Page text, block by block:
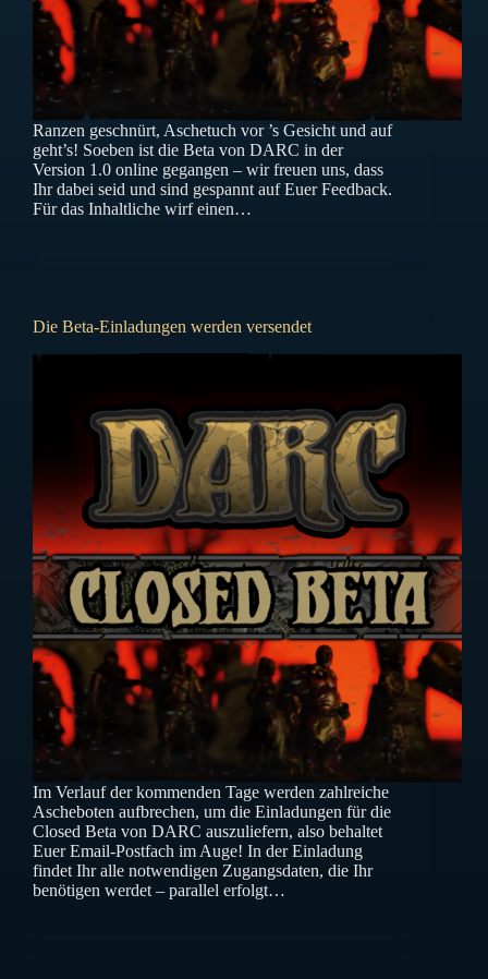
Ranzen geschnürt, Aschetuch vor ’s Gesicht und auf
geht’s! Soeben ist die Beta von DARC in der
Version 1.0 online gegangen – wir freuen uns, dass
Ihr dabei seid und sind gespannt auf Euer Feedback.
Für das Inhaltliche wirf einen…
Die Beta-Einladungen werden versendet
Im Verlauf der kommenden Tage werden zahlreiche
Ascheboten aufbrechen, um die Einladungen für die
Closed Beta von DARC auszuliefern, also behaltet
Euer Email-Postfach im Auge! In der Einladung
findet Ihr alle notwendigen Zugangsdaten, die Ihr
benötigen werdet – parallel erfolgt…